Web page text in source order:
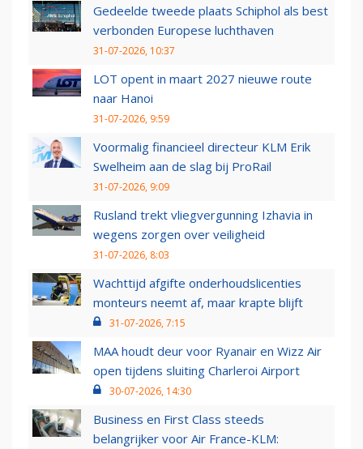
Gedeelde tweede plaats Schiphol als best
verbonden Europese luchthaven
31-07-2026, 10:37
LOT opent in maart 2027 nieuwe route
naar Hanoi
31-07-2026, 9:59
Voormalig financieel directeur KLM Erik
Swelheim aan de slag bij ProRail
31-07-2026, 9:09
Rusland trekt vliegvergunning Izhavia in
wegens zorgen over veiligheid
31-07-2026, 8:03
Wachttijd afgifte onderhoudslicenties
monteurs neemt af, maar krapte blijft
31-07-2026, 7:15
MAA houdt deur voor Ryanair en Wizz Air
open tijdens sluiting Charleroi Airport
30-07-2026, 14:30
Business en First Class steeds
belangrijker voor Air France-KLM: